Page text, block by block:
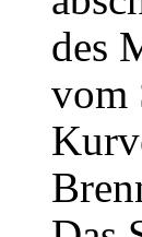
des
vom